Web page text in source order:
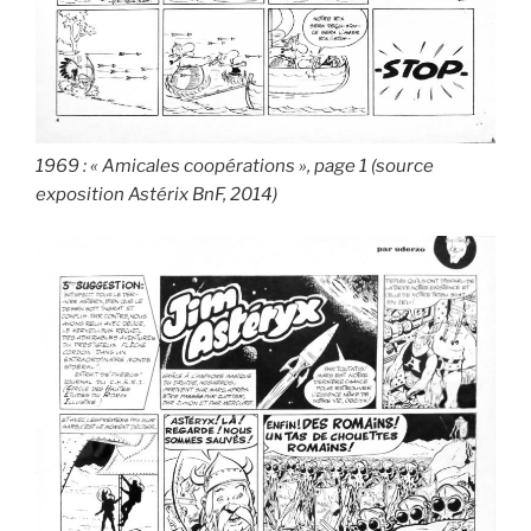
1969 : « Amicales coopérations », page 1 (source
exposition Astérix BnF, 2014)